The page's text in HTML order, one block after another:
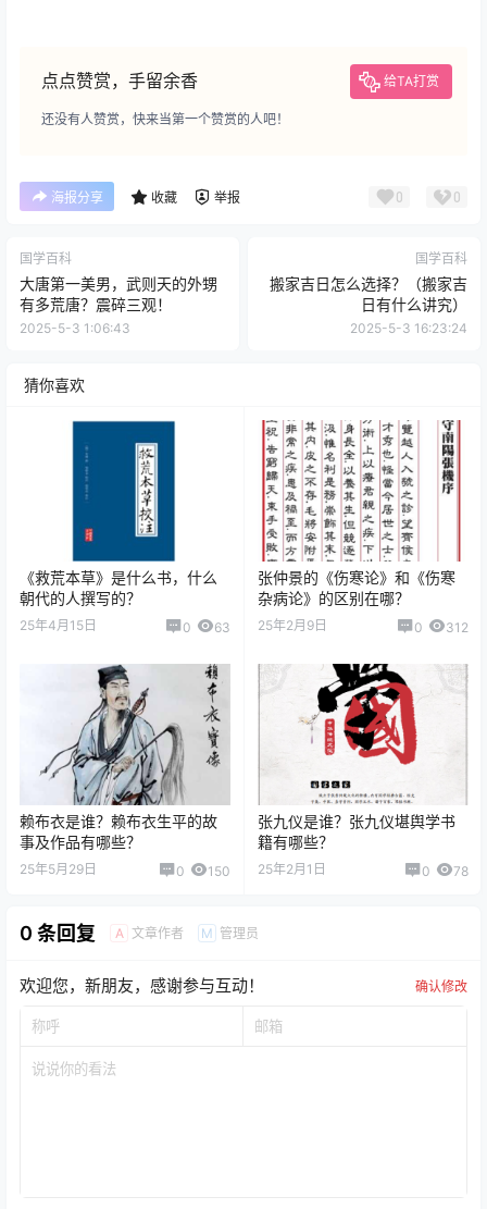
点点赞赏，手留余香 给TA打赏
还没有人赞赏，快来当第一个赞赏的人吧！
海报分享 收藏 举报 0 0
国学百科
大唐第一美男，武则天的外甥
有多荒唐？震碎三观！
2025-5-3 1:06:43
国学百科
搬家吉日怎么选择？（搬家吉
日有什么讲究）
2025-5-3 16:23:24
猜你喜欢
《救荒本草》是什么书，什么
朝代的人撰写的？
25年4月15日 0 63
张仲景的《伤寒论》和《伤寒
杂病论》的区别在哪？
25年2月9日 0 312
赖布衣是谁？赖布衣生平的故
事及作品有哪些？
25年5月29日 0 150
张九仪是谁？张九仪堪舆学书
籍有哪些？
25年2月1日 0 78
0 条回复 A 文章作者 M 管理员
欢迎您，新朋友，感谢参与互动！ 确认修改